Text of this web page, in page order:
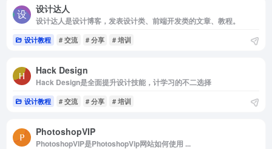
设计达人
设计达人是设计博客，发表设计类、前端开发类的文章、教程。
设计教程 # 交流 # 分享 # 培训
Hack Design
Hack Design是全面提升设计技能，计学习的不二选择
设计教程 # 交流 # 分享 # 培训
PhotoshopVIP
PhotoshopVIP是PhotoshopVip网站如何使用 ...